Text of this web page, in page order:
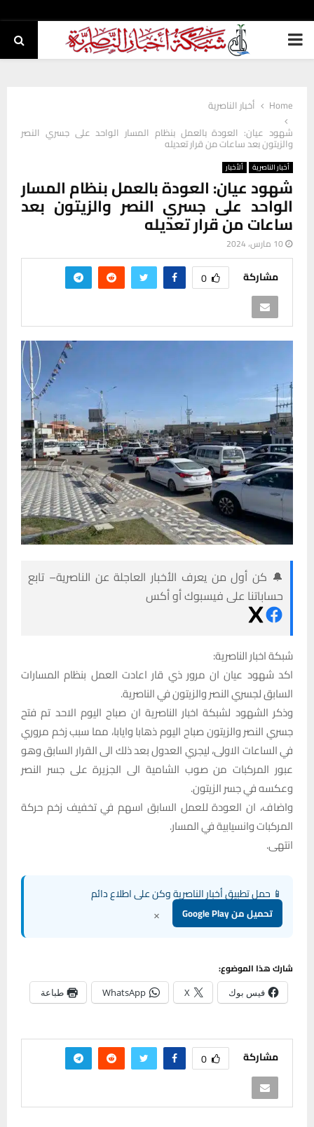
PRIMARY
Home
أخبار الناصرية
شهود عيان: العودة بالعمل بنظام المسار الواحد على جسري النصر
والزيتون بعد ساعات من قرار تعديله
أخبار الناصرية ألأخبار
شهود عيان: العودة بالعمل بنظام المسار
الواحد على جسري النصر والزيتون بعد
ساعات من قرار تعديله
10 مارس، 2024
مشاركة 0
🔔 كن أول من يعرف الأخبار العاجلة عن الناصرية– تابع
حساباتنا على فيسبوك أو أكس
شبكة اخبار الناصرية:
اكد شهود عيان ان مرور ذي قار اعادت العمل بنظام المسارات
السابق لجسري النصر والزيتون في الناصرية.
وذكر الشهود لشبكة اخبار الناصرية ان صباح اليوم الاحد تم فتح
جسري النصر والزيتون صباح اليوم ذهابا وايابا، مما سبب زخم مروري
في الساعات الاولى، ليجري العدول بعد ذلك الى القرار السابق وهو
عبور المركبات من صوب الشامية الى الجزيرة على جسر النصر
وعكسه في جسر الزيتون.
واضاف، ان العودة للعمل السابق اسهم في تخفيف زخم حركة
المركبات وانسيابية في المسار.
انتهى.
📱 حمل تطبيق أخبار الناصرية وكن على اطلاع دائم
تحميل من Google Play ×
شارك هذا الموضوع:
فيس بوك X
WhatsApp طباعة
مشاركة 0